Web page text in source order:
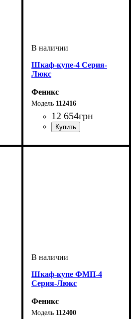
Шкаф-купе-4 Серия-
Люкс
Феникс
112416
12 654грн
Шкаф-купе ФМП-4
Серия-Люкс
Феникс
112400